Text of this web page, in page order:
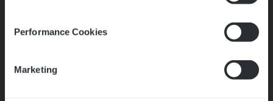
Performance Cookies
Marketing